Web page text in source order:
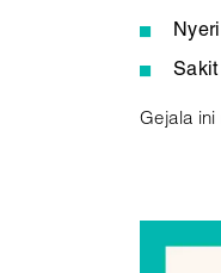
Gejala